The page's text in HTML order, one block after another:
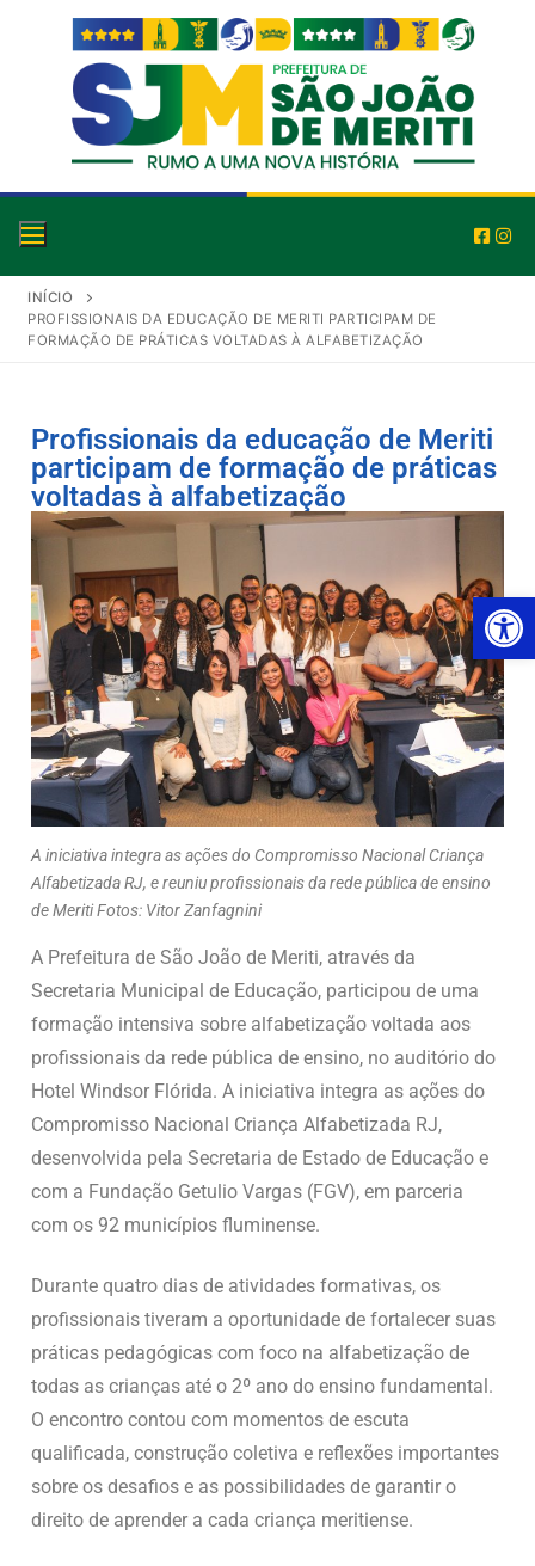
INÍCIO
PROFISSIONAIS DA EDUCAÇÃO DE MERITI PARTICIPAM DE
FORMAÇÃO DE PRÁTICAS VOLTADAS À ALFABETIZAÇÃO
Profissionais da educação de Meriti
participam de formação de práticas
voltadas à alfabetização
A iniciativa integra as ações do Compromisso Nacional Criança
Alfabetizada RJ, e reuniu profissionais da rede pública de ensino
de Meriti Fotos: Vitor Zanfagnini
A Prefeitura de São João de Meriti, através da
Secretaria Municipal de Educação, participou de uma
formação intensiva sobre alfabetização voltada aos
profissionais da rede pública de ensino, no auditório do
Hotel Windsor Flórida. A iniciativa integra as ações do
Compromisso Nacional Criança Alfabetizada RJ,
desenvolvida pela Secretaria de Estado de Educação e
com a Fundação Getulio Vargas (FGV), em parceria
com os 92 municípios fluminense.
Durante quatro dias de atividades formativas, os
profissionais tiveram a oportunidade de fortalecer suas
práticas pedagógicas com foco na alfabetização de
todas as crianças até o 2º ano do ensino fundamental.
O encontro contou com momentos de escuta
qualificada, construção coletiva e reflexões importantes
sobre os desafios e as possibilidades de garantir o
direito de aprender a cada criança meritiense.